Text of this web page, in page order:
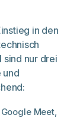
in den
sind nur drei
und
Meet,